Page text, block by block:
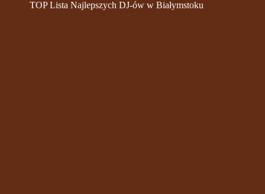
TOP Lista Najlepszych DJ-ów w Białymstoku